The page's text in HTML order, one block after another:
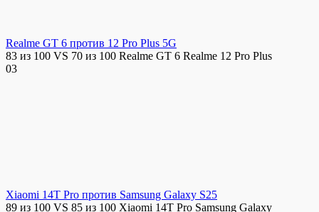
Realme GT 6 против 12 Pro Plus 5G
83 из 100 VS 70 из 100 Realme GT 6 Realme 12 Pro Plus
03
Xiaomi 14T Pro против Samsung Galaxy S25
89 из 100 VS 85 из 100 Xiaomi 14T Pro Samsung Galaxy